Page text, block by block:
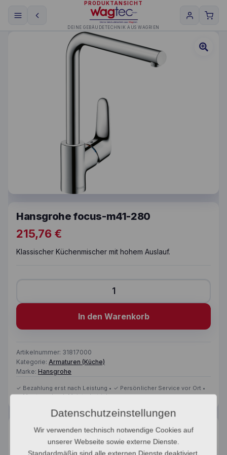
PRODUKTANSICHT
DEINE GEBÄUDETECHNIK AUS WAGRIEN
Hansgrohe focus-m41-280
215,76 €
Klassischer Küchenmischer mit hohem Auslauf.
Hansgrohe focus-m41-280 Menge
In den Warenkorb
Artikelnummer: 31817000
Kategorie: Armaturen (Küche)
Marke: Hansgrohe
Beschreibung
Datenschutzeinstellungen
Wir verwenden technisch notwendige Cookies auf
unserer Webseite sowie externe Dienste.
Standardmäßig sind alle externen Dienste deaktiviert.